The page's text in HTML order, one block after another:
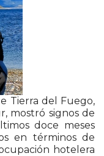
Tierra del Fuego,
mostró signos de
doce meses
en términos de
hotelera